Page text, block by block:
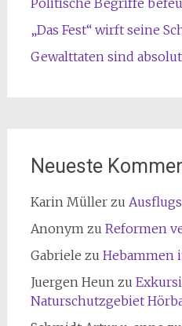
Politische Begriffe
„Das Fest“ wirft seine
Gewalttaten sind
Neueste
Karin Müllerzu
Anonymzu Reformen
Gabriele zu Hebammen
Juergen Heunzu
Naturschutzgebiet